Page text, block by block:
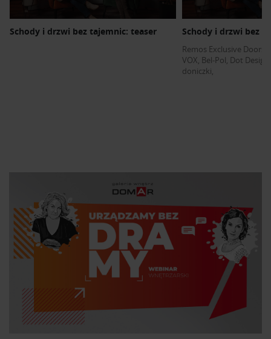
Schody i drzwi bez tajemnic: teaser Schody i drzwi bez
Remos Exclusive Doors
VOX Bel-Pol Dot Design
doniczki